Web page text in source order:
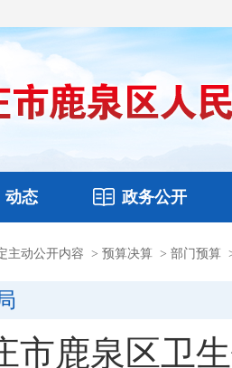
动态
鹿泉要闻 图片新闻
政务公开
文件 财政预决算
主动公开内容 > 预算决算 > 部门预算
市鹿泉区卫